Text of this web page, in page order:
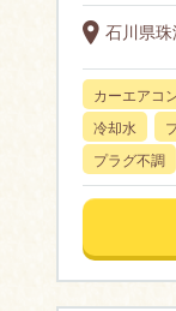
石川県
カーエアコ
冷却水
プラグ不調